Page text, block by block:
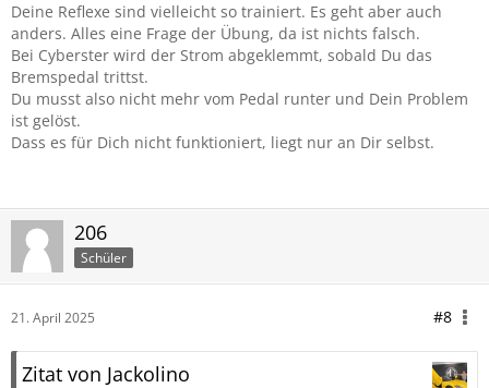
Deine Reflexe sind vielleicht so trainiert. Es geht aber auch
anders. Alles eine Frage der Übung, da ist nichts falsch.
Bei Cyberster wird der Strom abgeklemmt, sobald Du das
Bremspedal trittst.
Du musst also nicht mehr vom Pedal runter und Dein Problem
ist gelöst.
Dass es für Dich nicht funktioniert, liegt nur an Dir selbst.
206
Schüler
21. April 2025 #8
Zitat von Jackolino